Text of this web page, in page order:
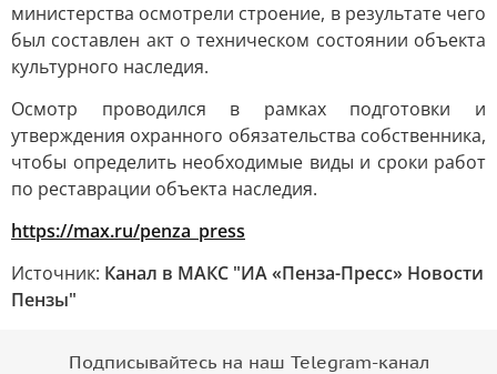
министерства осмотрели строение, в результате чего
был составлен акт о техническом состоянии объекта
культурного наследия.
Осмотр проводился в рамках подготовки и
утверждения охранного обязательства собственника,
чтобы определить необходимые виды и сроки работ
по реставрации объекта наследия.
https://max.ru/penza_press
Источник: Канал в МАКС "ИА «Пенза-Пресс» Новости
Пензы"
Подписывайтесь на наш Telegram-канал